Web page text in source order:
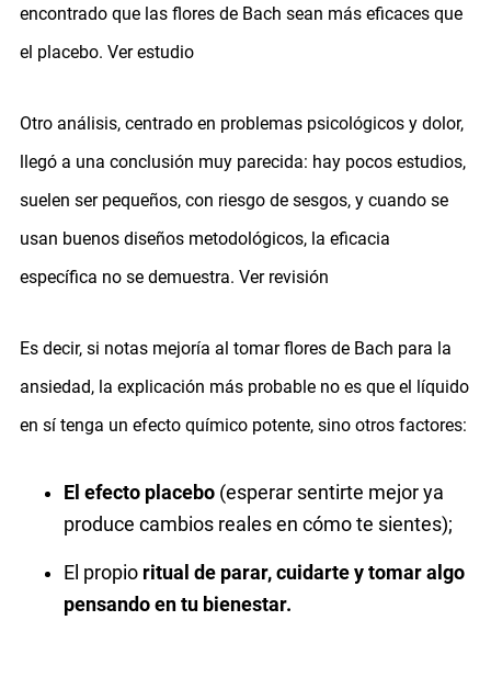
encontrado que las flores de Bach sean más eficaces que
el placebo. Ver estudio
Otro análisis, centrado en problemas psicológicos y dolor,
llegó a una conclusión muy parecida: hay pocos estudios,
suelen ser pequeños, con riesgo de sesgos, y cuando se
usan buenos diseños metodológicos, la eficacia
específica no se demuestra. Ver revisión
Es decir, si notas mejoría al tomar flores de Bach para la
ansiedad, la explicación más probable no es que el líquido
en sí tenga un efecto químico potente, sino otros factores:
El efecto placebo(esperar sentirte mejor ya
produce cambios reales en cómo te sientes);
El propio ritual de parar, cuidarte y tomar algo
pensando en tu bienestar.